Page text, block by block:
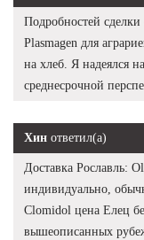
Подробностей
Plasmagen для
на хлеб. Я надеялся
среднесрочной
Хин ответил(а)
Доставка Рославль:
индивидуально,
Clomidol цена Елец
вышеописанных